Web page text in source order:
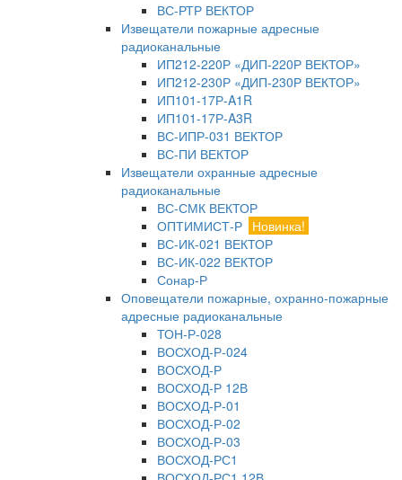
ВС-РТР ВЕКТОР
Извещатели пожарные адресные
радиоканальные
ИП212-220Р «ДИП-220Р ВЕКТОР»
ИП212-230Р «ДИП-230Р ВЕКТОР»
ИП101-17Р-A1R
ИП101-17Р-A3R
ВС-ИПР-031 ВЕКТОР
ВС-ПИ ВЕКТОР
Извещатели охранные адресные
радиоканальные
ВС-СМК ВЕКТОР
ОПТИМИСТ-Р Новинка!
ВС-ИК-021 ВЕКТОР
ВС-ИК-022 ВЕКТОР
Сонар-Р
Оповещатели пожарные, охранно-пожарные
адресные радиоканальные
ТОН-Р-028
ВОСХОД-Р-024
ВОСХОД-Р
ВОСХОД-Р 12В
ВОСХОД-Р-01
ВОСХОД-Р-02
ВОСХОД-Р-03
ВОСХОД-РС1